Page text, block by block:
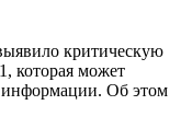
критическую
которая может
информации. Об этом